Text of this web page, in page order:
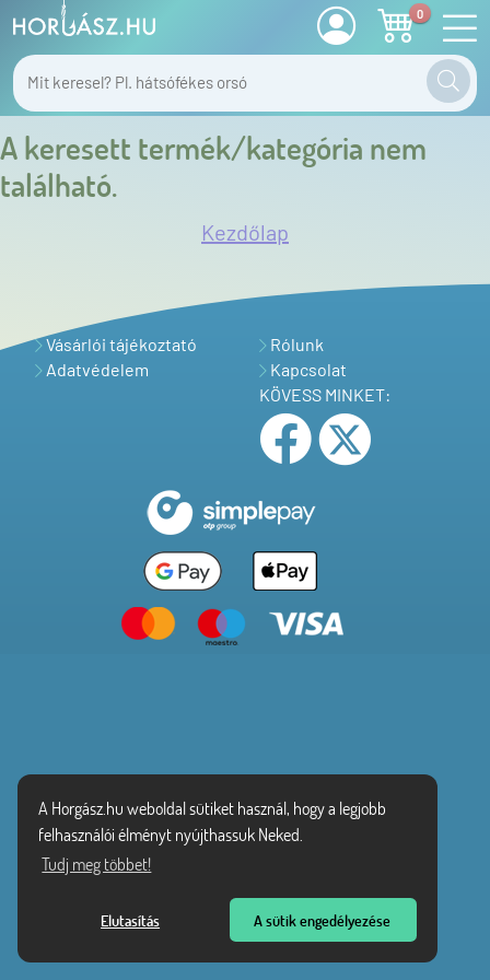
A Horgász.hu weboldal sütiket használ, hogy a legjobb
felhasználói élményt nyújthassuk Neked.
Tudj meg többet!
Elutasítás A sütik engedélyezése
0
A keresett termék/kategória nem
található.
Kezdőlap
Vásárlói tájékoztató
Adatvédelem
Rólunk
Kapcsolat
KÖVESS MINKET: